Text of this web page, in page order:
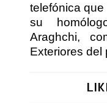
telefónica
su
Araghchi,
Exteriores del